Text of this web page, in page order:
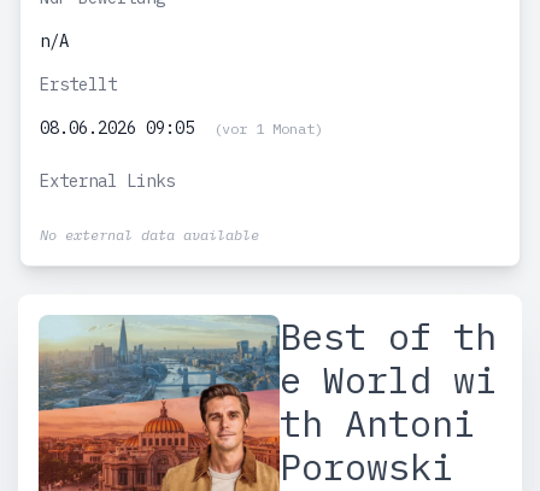
n/A
Erstellt
08.06.2026 09:05
(vor 1 Monat)
External Links
No external data available
Best of th
e World wi
th Antoni
Porowski